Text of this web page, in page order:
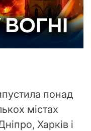
понад
містах
Харків і